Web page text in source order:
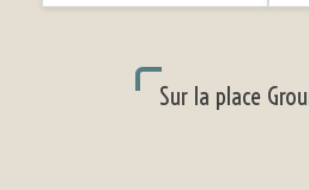
Sur la place